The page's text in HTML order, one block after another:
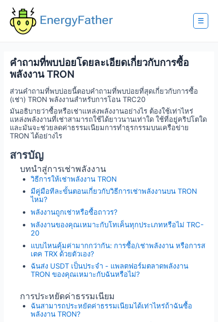
content
☰
คำถามที่พบบ่อยโดยละเอียดเกี่ยวกับการซื้อ
พลังงาน TRON
ส่วนคำถามที่พบบ่อยนี้ตอบคำถามที่พบบ่อยที่สุดเกี่ยวกับการซื้อ
(เช่า) TRON พลังงานสำหรับการโอน TRC20
มันอธิบายว่าซื้อหรือเช่าแหล่งพลังงานอย่างไร ต้องใช้เท่าไหร่
แหล่งพลังงานที่เช่าสามารถใช้ได้ยาวนานเท่าใด ใช้ที่อยู่คริปโตใด
และมันจะช่วยลดค่าธรรมเนียมการทำธุรกรรมบนเครือข่าย
TRON ได้อย่างไร
สารบัญ
บทนำสู่การเช่าพลังงาน
วิธีการให้เช่าพลังงาน TRON
มีคู่มือทีละขั้นตอนเกี่ยวกับวิธีการเช่าพลังงานบน TRON
ไหม?
พลังงานถูกเช่าหรือซื้อถาวร?
พลังงานของคุณเหมาะกับโทเค็นทุกประเภทหรือไม่ TRC-
20
แบบไหนคุ้มค่ามากกว่ากัน: การซื้อ/เช่าพลังงาน หรือการส
เตค TRX ด้วยตัวเอง?
ฉันส่ง USDT เป็นประจำ - แพลตฟอร์มตลาดพลังงาน
TRON ของคุณเหมาะกับฉันหรือไม่?
การประหยัดค่าธรรมเนียม
ฉันสามารถประหยัดค่าธรรมเนียมได้เท่าไหร่ถ้าฉันซื้อ
พลังงาน TRON?